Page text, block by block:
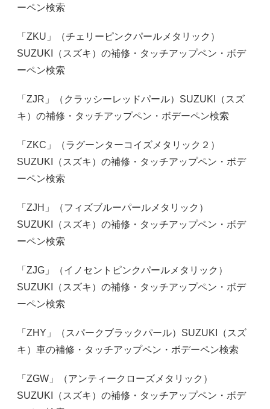
ーペン検索
「ZKU」（チェリーピンクパールメタリック）
SUZUKI（スズキ）の補修・タッチアップペン・ボデ
ーペン検索
「ZJR」（クラッシーレッドパール）SUZUKI（スズ
キ）の補修・タッチアップペン・ボデーペン検索
「ZKC」（ラグーンターコイズメタリック２）
SUZUKI（スズキ）の補修・タッチアップペン・ボデ
ーペン検索
「ZJH」（フィズブルーパールメタリック）
SUZUKI（スズキ）の補修・タッチアップペン・ボデ
ーペン検索
「ZJG」（イノセントピンクパールメタリック）
SUZUKI（スズキ）の補修・タッチアップペン・ボデ
ーペン検索
「ZHY」（スパークブラックパール）SUZUKI（スズ
キ）車の補修・タッチアップペン・ボデーペン検索
「ZGW」（アンティークローズメタリック）
SUZUKI（スズキ）の補修・タッチアップペン・ボデ